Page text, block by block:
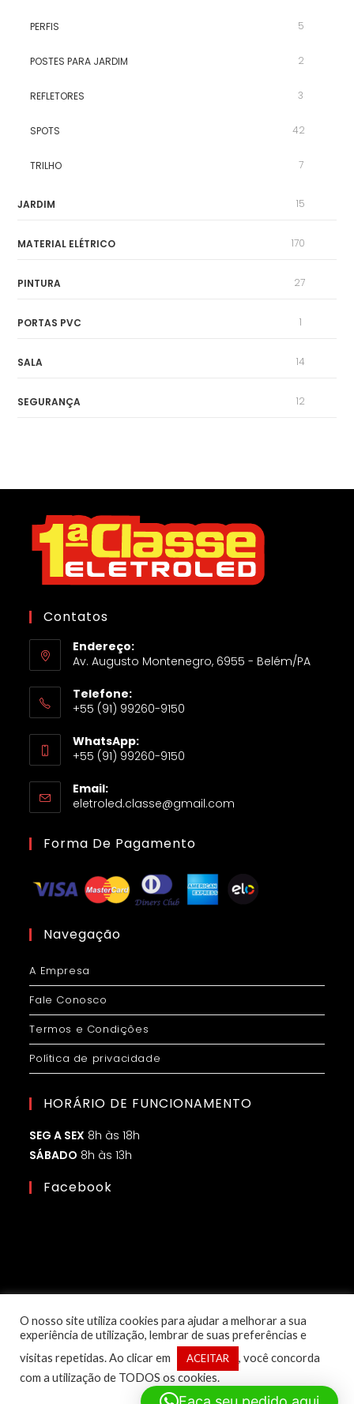
PERFIS 5
POSTES PARA JARDIM 2
REFLETORES 3
SPOTS 42
TRILHO 7
JARDIM 15
MATERIAL ELÉTRICO 170
PINTURA 27
PORTAS PVC 1
SALA 14
SEGURANÇA 12
Contatos
Endereço:
Av. Augusto Montenegro, 6955 - Belém/PA
Telefone:
+55 (91) 99260-9150
WhatsApp:
+55 (91) 99260-9150
Email:
eletroled.classe@gmail.com
Forma De Pagamento
Navegação
A Empresa
Fale Conosco
Termos e Condições
Política de privacidade
HORÁRIO DE FUNCIONAMENTO
SEG A SEX 8h às 18h
SÁBADO 8h às 13h
Facebook
© Copyright 2025 – 1ª Classe Eletroled | Desenvolvido por:
O nosso site utiliza cookies para ajudar a melhorar a sua
experiência de utilização, lembrar de suas preferências e
visitas repetidas. Ao clicar em
ACEITAR
, você concorda
com a utilização de TODOS os cookies.